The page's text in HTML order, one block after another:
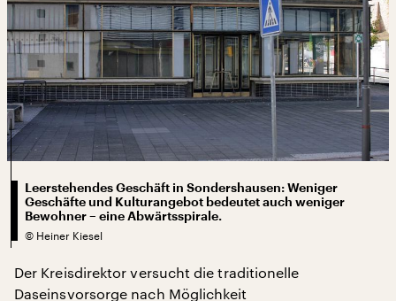
Leerstehendes Geschäft in Sondershausen: Weniger
Geschäfte und Kulturangebot bedeutet auch weniger
Bewohner – eine Abwärtsspirale.
© Heiner Kiesel
Der Kreisdirektor versucht die traditionelle
Daseinsvorsorge nach Möglichkeit